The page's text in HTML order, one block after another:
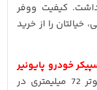
کیفیت ووفر
را از خرید
خودرو پایونیر
سوپر تیوتر 72 میلیمتری در